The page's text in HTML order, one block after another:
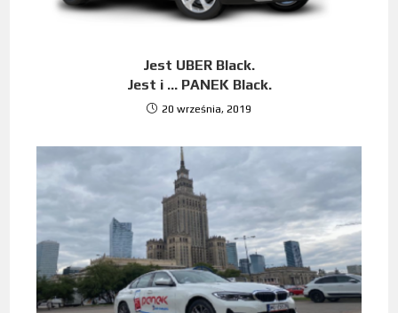
Jest UBER Black.
Jest i … PANEK Black.
20 września, 2019